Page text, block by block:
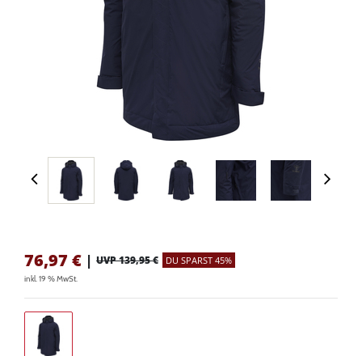
76,97 € | UVP 139,95 € DU SPARST 45%
inkl. 19 % MwSt.